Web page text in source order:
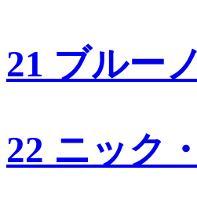
21 ブルー
22 ニック